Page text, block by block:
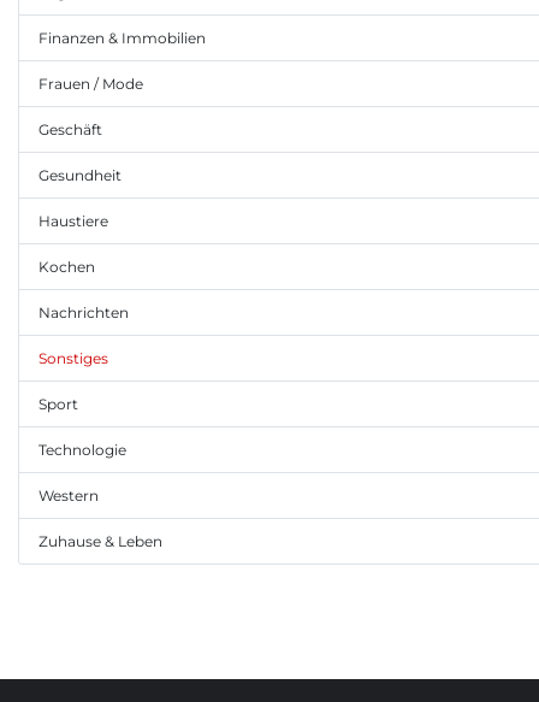
Finanzen & Immobilien
Frauen / Mode
Geschäft
Gesundheit
Haustiere
Kochen
Nachrichten
Sonstiges
Sport
Technologie
Western
Zuhause & Leben